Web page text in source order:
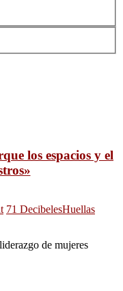
los espacios y el
71 DecibelesHuellas
de mujeres